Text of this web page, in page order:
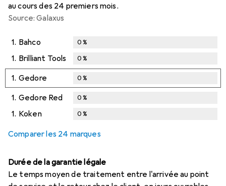
au cours des 24 premiers mois.
Source: Galaxus
1. Bahco 0%
1. Brilliant Tools 0%
1. Gedore 0%
1. Gedore Red 0%
1. Koken 0%
Comparer les 24 marques
Durée de la garantie légale
Le temps moyen de traitement entre l'arrivée au point